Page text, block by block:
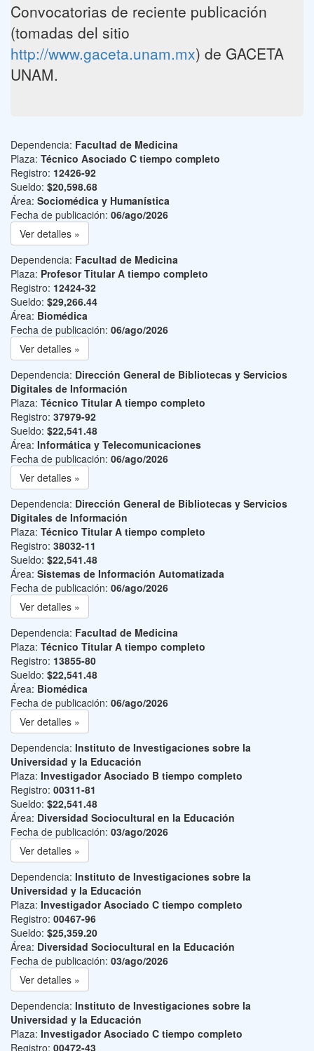
Convocatorias de reciente publicación
(tomadas del sitio
http://www.gaceta.unam.mx) de GACETA
UNAM.
Dependencia: Facultad de Medicina
Plaza: Técnico Asociado C tiempo completo
Registro: 12426-92
Sueldo: $20,598.68
Área: Sociomédica y Humanística
Fecha de publicación: 06/ago/2026
Ver detalles »
Dependencia: Facultad de Medicina
Plaza: Profesor Titular A tiempo completo
Registro: 12424-32
Sueldo: $29,266.44
Área: Biomédica
Fecha de publicación: 06/ago/2026
Ver detalles »
Dependencia: Dirección General de Bibliotecas y Servicios
Digitales de Información
Plaza: Técnico Titular A tiempo completo
Registro: 37979-92
Sueldo: $22,541.48
Área: Informática y Telecomunicaciones
Fecha de publicación: 06/ago/2026
Ver detalles »
Dependencia: Dirección General de Bibliotecas y Servicios
Digitales de Información
Plaza: Técnico Titular A tiempo completo
Registro: 38032-11
Sueldo: $22,541.48
Área: Sistemas de Información Automatizada
Fecha de publicación: 06/ago/2026
Ver detalles »
Dependencia: Facultad de Medicina
Plaza: Técnico Titular A tiempo completo
Registro: 13855-80
Sueldo: $22,541.48
Área: Biomédica
Fecha de publicación: 06/ago/2026
Ver detalles »
Dependencia: Instituto de Investigaciones sobre la
Universidad y la Educación
Plaza: Investigador Asociado B tiempo completo
Registro: 00311-81
Sueldo: $22,541.48
Área: Diversidad Sociocultural en la Educación
Fecha de publicación: 03/ago/2026
Ver detalles »
Dependencia: Instituto de Investigaciones sobre la
Universidad y la Educación
Plaza: Investigador Asociado C tiempo completo
Registro: 00467-96
Sueldo: $25,359.20
Área: Diversidad Sociocultural en la Educación
Fecha de publicación: 03/ago/2026
Ver detalles »
Dependencia: Instituto de Investigaciones sobre la
Universidad y la Educación
Plaza: Investigador Asociado C tiempo completo
Registro: 00472-43